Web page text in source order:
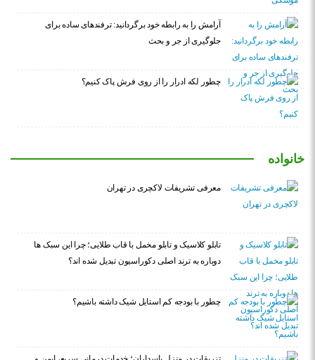
آرامش را به رابطه خود برگردانید: ترفندهای ساده برای
جلوگیری از جر و بحث
چطور لکه ادرار را از روی فرش پاک کنیم؟
خانواده
معرفی تشریفات لاکچری در تهران
تابلو کلاسیک و تابلو مخمل با قاب طلایی؛ چرا این سبک ها
دوباره به ترند اصلی دکوراسیون تبدیل شده اند؟
چطور با بودجه کم استایل شیک داشته باشیم؟